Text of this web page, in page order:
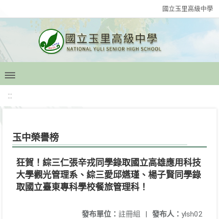
國立玉里高級中學
:::
玉中榮譽榜
狂賀！綜三仁張辛戎同學錄取國立高雄應用科技
大學觀光管理系、綜三愛邱嬿瑾、楊子賢同學錄
取國立臺東專科學校餐旅管理科！
發布人： ylsh02
發布單位： 註冊組 |